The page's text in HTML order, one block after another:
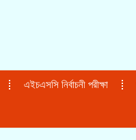
এইচএসসি নির্বাচনী পরীক্ষা